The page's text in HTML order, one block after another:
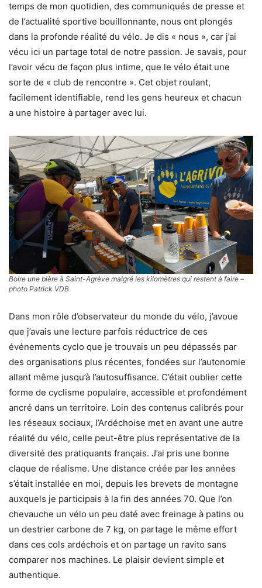
temps de mon quotidien, des communiqués de presse et
de l’actualité sportive bouillonnante, nous ont plongés
dans la profonde réalité du vélo. Je dis « nous », car j’ai
vécu ici un partage total de notre passion. Je savais, pour
l’avoir vécu de façon plus intime, que le vélo était une
sorte de « club de rencontre ». Cet objet roulant,
facilement identifiable, rend les gens heureux et chacun
a une histoire à partager avec lui.
Boire une bière à Saint-Agrève malgré les kilomètres qui restent à faire –
photo Patrick VDB
Dans mon rôle d’observateur du monde du vélo, j’avoue
que j’avais une lecture parfois réductrice de ces
événements cyclo que je trouvais un peu dépassés par
des organisations plus récentes, fondées sur l’autonomie
allant même jusqu’à l’autosuffisance. C’était oublier cette
forme de cyclisme populaire, accessible et profondément
ancré dans un territoire. Loin des contenus calibrés pour
les réseaux sociaux, l’Ardéchoise met en avant une autre
réalité du vélo, celle peut-être plus représentative de la
diversité des pratiquants français. J’ai pris une bonne
claque de réalisme. Une distance créée par les années
s’était installée en moi, depuis les brevets de montagne
auxquels je participais à la fin des années 70. Que l’on
chevauche un vélo un peu daté avec freinage à patins ou
un destrier carbone de 7 kg, on partage le même effort
dans ces cols ardéchois et on partage un ravito sans
comparer nos machines. Le plaisir devient simple et
authentique.